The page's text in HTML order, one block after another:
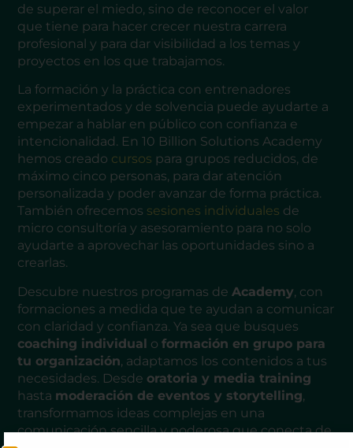
de superar el miedo, sino de reconocer el valor
que tiene para hacer crecer nuestra carrera
profesional y para dar visibilidad a los temas y
proyectos en los que trabajamos.
La formación y la práctica con entrenadores
experimentados y de solvencia puede ayudarte a
empezar a hablar en público con confianza e
intencionalidad. En 10 Billion Solutions Academy
hemos creado cursos para grupos reducidos, de
máximo cinco personas, para dar atención
personalizada y poder avanzar de forma práctica.
También ofrecemos sesiones individuales de
micro consultoría y asesoramiento para no solo
ayudarte a aprovechar las oportunidades sino a
crearlas.
Descubre nuestros programas deAcademy, con
formaciones a medida que te ayudan a comunicar
con claridad y confianza. Ya sea que busques
coaching individual oformación en grupo para
tu organización, adaptamos los contenidos a tus
necesidades. Desde oratoria y media training
hasta moderación de eventos y storytelling,
transformamos ideas complejas en una
comunicación sencilla y poderosa que conecta de